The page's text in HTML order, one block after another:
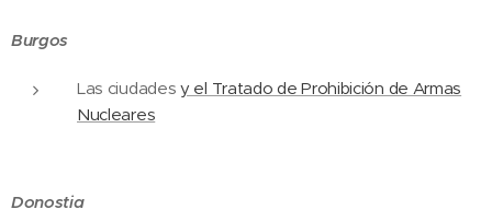
Burgos
Las ciudadesy el Tratado de Prohibición de Armas
Nucleares
Donostia